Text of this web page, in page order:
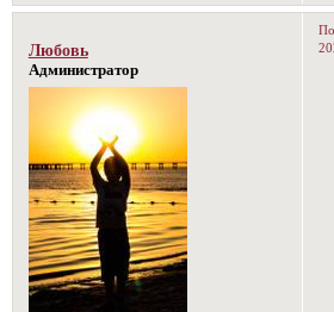
Любовь
Администратор